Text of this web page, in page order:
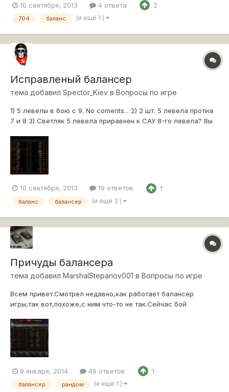
10 сентября, 2013 4 ответа 2
704 баланс (и ещё 1 )
Исправленый балансер
тема добавил Spector_Kiev в Вопросы по игре
1) 5 левелы в бою с 9. No coments... 2) 2 шт. 5 левела протиа
7 и 8 3) Светляк 5 левела приравнен к САУ 8-го левела? Вы
eu.wargaming.net/wot/ru/uploads/monthly_09_2013/post-
14387491-0-03004200-1378856797_thumb.png
10 сентября, 2013 19 ответов 1
баланс балансер (и ещё 3 )
Причуды балансера
тема добавил MarshalStepanov001 в Вопросы по игре
Всем привет.Смотрел недавно,как работает балансер
игры,так вот,похоже,с ним что-то не так.Сейчас бой
САУ,у противоположный команды 8 ПТ-САУ.Как было
сказано,балансер должен следить за тем,что бы количество
ПТ-САУ в обеих командах не превышало...
8 января, 2014 49 ответов 1
балансер рандом (и ещё 1 )